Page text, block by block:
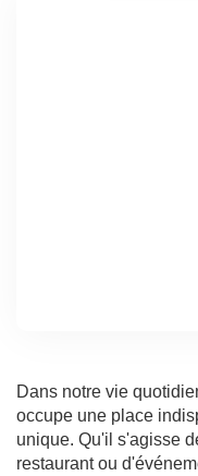
Dans notre vie
occupe une place
unique. Qu'il s'agisse
restaurant ou